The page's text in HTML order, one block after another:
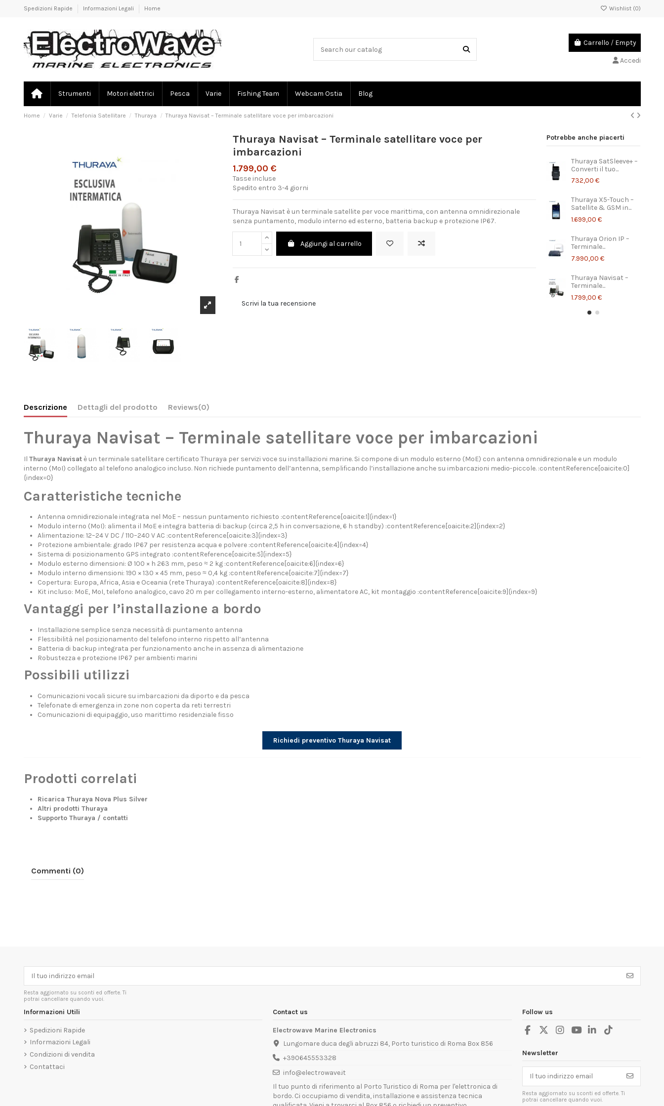
Spedizioni Rapide Informazioni Legali Home Wishlist (0)
Carrello / Empty
Accedi
Strumenti Motori elettrici Pesca Varie Fishing Team Webcam Ostia Blog
Home Varie Telefonia Satellitare Thuraya Thuraya Navisat – Terminale satellitare voce per imbarcazioni
Thuraya Navisat – Terminale satellitare voce per
imbarcazioni
1.799,00 €
Tasse incluse
Spedito entro 3-4 giorni
Thuraya Navisat è un terminale satellite per voce marittima, con antenna omnidirezionale
senza puntamento, modulo interno ed esterno, batteria backup e protezione IP67.
Aggiungi al carrello
Scrivi la tua recensione
Potrebbe anche piacerti
Thuraya SatSleeve+ –
Converti il tuo...
732,00 €
Thuraya X5-Touch –
Satellite & GSM in...
1.699,00 €
Thuraya Orion IP –
Terminale...
7.990,00 €
Thuraya Navisat –
Terminale...
1.799,00 €
Descrizione Dettagli del prodotto Reviews(0)
Thuraya Navisat – Terminale satellitare voce per imbarcazioni
Il Thuraya Navisatè un terminale satellitare certificato Thuraya per servizi voce su installazioni marine. Si compone di un modulo esterno (MoE) con antenna omnidirezionale e un modulo
interno (MoI) collegato al telefono analogico incluso. Non richiede puntamento dell’antenna, semplificando l’installazione anche su imbarcazioni medio-piccole. :contentReference[oaicite:0]
{index=0}
Caratteristiche tecniche
Antenna omnidirezionale integrata nel MoE – nessun puntamento richiesto :contentReference[oaicite:1]{index=1}
Modulo interno (MoI): alimenta il MoE e integra batteria di backup (circa 2,5 h in conversazione, 6 h standby) :contentReference[oaicite:2]{index=2}
Alimentazione: 12–24 V DC / 110–240 V AC :contentReference[oaicite:3]{index=3}
Protezione ambientale: grado IP67 per resistenza acqua e polvere :contentReference[oaicite:4]{index=4}
Sistema di posizionamento GPS integrato :contentReference[oaicite:5]{index=5}
Modulo esterno dimensioni: Ø 100 × h 263 mm, peso ≈ 2 kg :contentReference[oaicite:6]{index=6}
Modulo interno dimensioni: 190 × 130 × 45 mm, peso ≈ 0,4 kg :contentReference[oaicite:7]{index=7}
Copertura: Europa, Africa, Asia e Oceania (rete Thuraya) :contentReference[oaicite:8]{index=8}
Kit incluso: MoE, MoI, telefono analogico, cavo 20 m per collegamento interno-esterno, alimentatore AC, kit montaggio :contentReference[oaicite:9]{index=9}
Vantaggi per l’installazione a bordo
Installazione semplice senza necessità di puntamento antenna
Flessibilità nel posizionamento del telefono interno rispetto all’antenna
Batteria di backup integrata per funzionamento anche in assenza di alimentazione
Robustezza e protezione IP67 per ambienti marini
Possibili utilizzi
Comunicazioni vocali sicure su imbarcazioni da diporto e da pesca
Telefonate di emergenza in zone non coperta da reti terrestri
Comunicazioni di equipaggio, uso marittimo residenziale fisso
Richiedi preventivo Thuraya Navisat
Prodotti correlati
Ricarica Thuraya Nova Plus Silver
Altri prodotti Thuraya
Supporto Thuraya / contatti
Commenti (0)
Resta aggiornato su sconti ed offerte. Ti
potrai cancellare quando vuoi.
Informazioni Utili
Spedizioni Rapide
Informazioni Legali
Condizioni di vendita
Contattaci
Contact us
Electrowave Marine Electronics
Lungomare duca degli abruzzi 84, Porto turistico di Roma Box 856
+390645553328
info@electrowave.it
Il tuo punto di riferimento al Porto Turistico di Roma per l'elettronica di
bordo. Ci occupiamo di vendita, installazione e assistenza tecnica
Follow us
Newsletter
Resta aggiornato su sconti ed offerte. Ti
potrai cancellare quando vuoi.